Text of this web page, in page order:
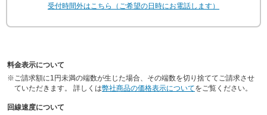
受付時間外はこちら（ご希望の日時にお電話します）
料金表示について
※ ご請求額に1円未満の端数が生じた場合、その端数を切り捨ててご請求させ
ていただきます。 詳しくは弊社商品の価格表示についてをご覧ください。
回線速度について